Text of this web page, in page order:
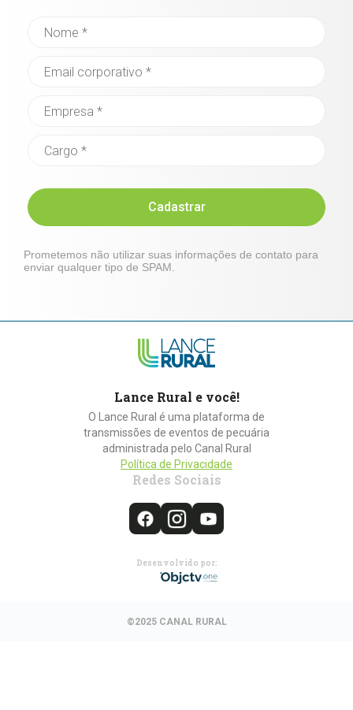
Cadastrar
Prometemos não utilizar suas informações de contato para
enviar qualquer tipo de SPAM.
Lance Rural e você!
O Lance Rural é uma plataforma de
transmissões de eventos de pecuária
administrada pelo Canal Rural
Política de Privacidade
Redes Sociais
Desenvolvido por:
©2025 CANAL RURAL